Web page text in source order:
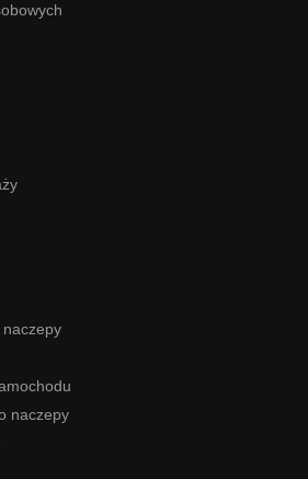
naczepy
naczepy